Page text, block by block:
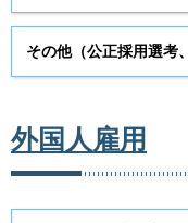
その他（公正採用選考
外国人雇用